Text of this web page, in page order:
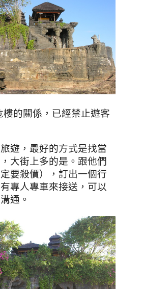
樓的關係 ， 已經禁止遊客
遊 ，最好的方式是找當
大街上多的是。跟他們
要殺價），訂出一個行
專人專車來接送，可以
通。